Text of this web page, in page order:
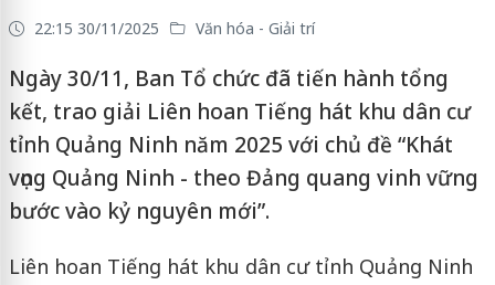
22:15 30/11/2025 Văn hóa - Giải trí
Ngày 30/11, Ban Tổ chức đã tiến hành tổng
kết, trao giải Liên hoan Tiếng hát khu dân cư
tỉnh Quảng Ninh năm 2025 với chủ đề “Khát
vọng Quảng Ninh - theo Đảng quang vinh vững
bước vào kỷ nguyên mới”.
Liên hoan Tiếng hát khu dân cư tỉnh Quảng Ninh